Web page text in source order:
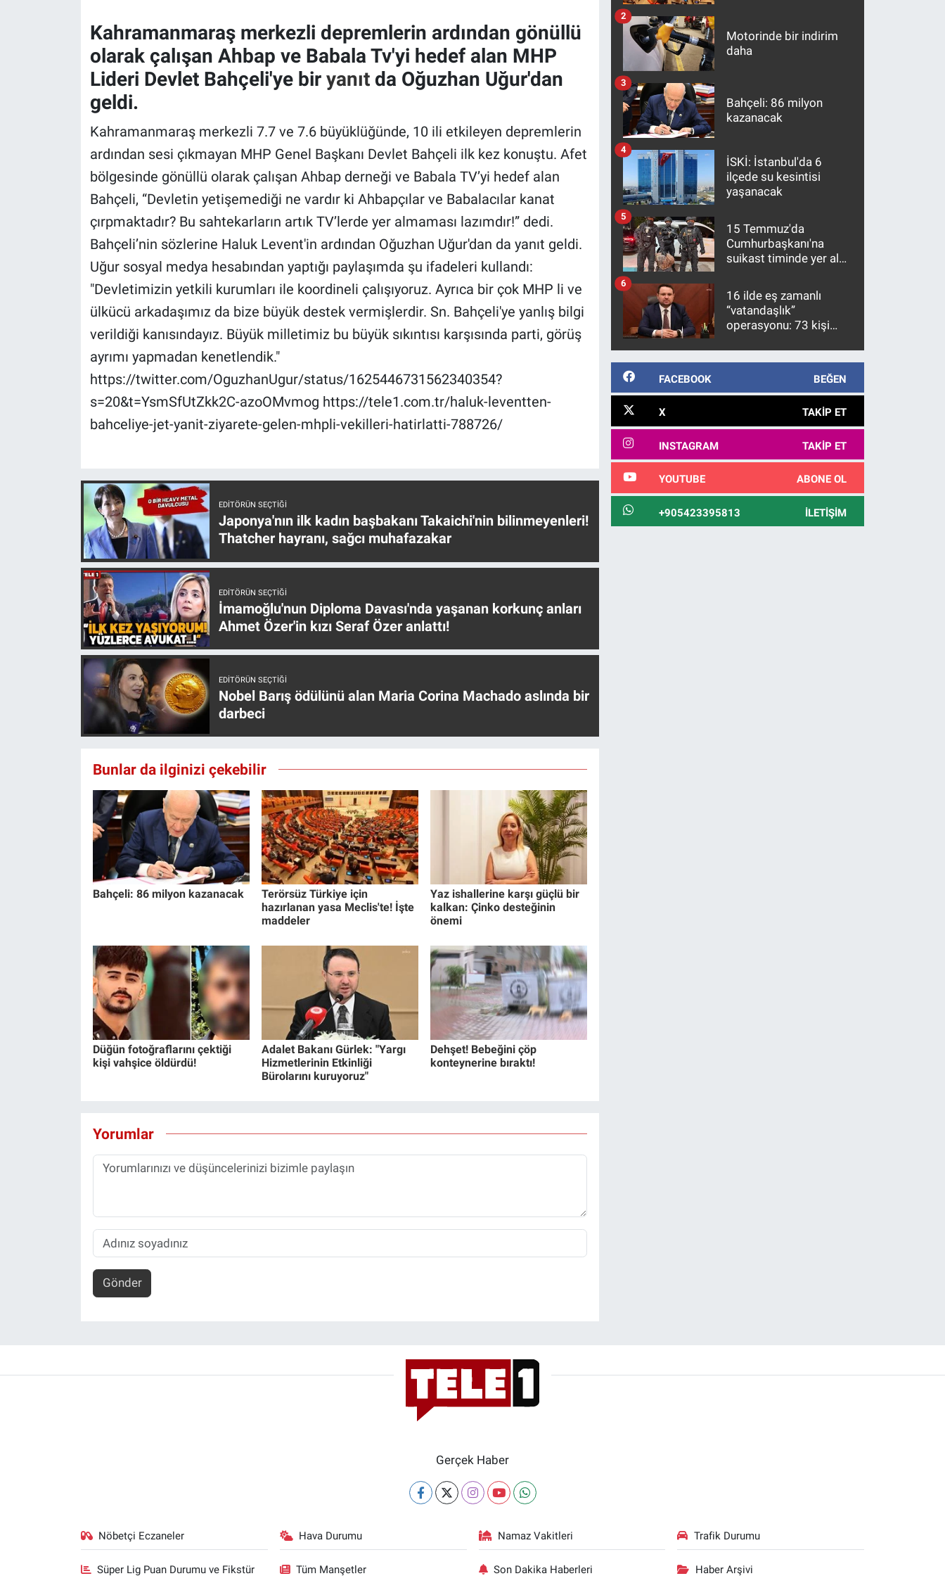
Kahramanmaraş merkezli depremlerin ardından gönüllü
olarak çalışan Ahbap ve Babala Tv'yi hedef alan MHP
Lideri Devlet Bahçeli'ye bir yanıtda Oğuzhan Uğur'dan
geldi.
Kahramanmaraş merkezli 7.7 ve 7.6 büyüklüğünde, 10 ili etkileyen depremlerin
ardından sesi çıkmayan MHP Genel Başkanı Devlet Bahçeli ilk kez konuştu. Afet
bölgesinde gönüllü olarak çalışan Ahbap derneği ve Babala TV’yi hedef alan
Bahçeli, “Devletin yetişemediği ne vardır ki Ahbapçılar ve Babalacılar kanat
çırpmaktadır? Bu sahtekarların artık TV’lerde yer almaması lazımdır!” dedi.
Bahçeli’nin sözlerine Haluk Levent'in ardından Oğuzhan Uğur'dan da yanıt geldi.
Uğur sosyal medya hesabından yaptığı paylaşımda şu ifadeleri kullandı:
"Devletimizin yetkili kurumları ile koordineli çalışıyoruz. Ayrıca bir çok MHP li ve
ülkücü arkadaşımız da bize büyük destek vermişlerdir. Sn. Bahçeli'ye yanlış bilgi
verildiği kanısındayız. Büyük milletimiz bu büyük sıkıntısı karşısında parti, görüş
ayrımı yapmadan kenetlendik."
https://twitter.com/OguzhanUgur/status/1625446731562340354?
s=20&t=YsmSfUtZkk2C-azoOMvmog https://tele1.com.tr/haluk-leventten-
bahceliye-jet-yanit-ziyarete-gelen-mhpli-vekilleri-hatirlatti-788726/
EDITÖRÜN SEÇTIĞI
Japonya'nın ilk kadın başbakanı Takaichi'nin bilinmeyenleri!
Thatcher hayranı, sağcı muhafazakar
EDITÖRÜN SEÇTIĞI
İmamoğlu'nun Diploma Davası'nda yaşanan korkunç anları
Ahmet Özer'in kızı Seraf Özer anlattı!
EDITÖRÜN SEÇTIĞI
Nobel Barış ödülünü alan Maria Corina Machado aslında bir
darbeci
Bunlar da ilginizi çekebilir
Bahçeli: 86 milyon kazanacak
Terörsüz Türkiye için
hazırlanan yasa Meclis'te! İşte
maddeler
Yaz ishallerine karşı güçlü bir
kalkan: Çinko desteğinin
önemi
Düğün fotoğraflarını çektiği
kişi vahşice öldürdü!
Adalet Bakanı Gürlek: "Yargı
Hizmetlerinin Etkinliği
Bürolarını kuruyoruz"
Dehşet! Bebeğini çöp
konteynerine bıraktı!
Yorumlar
Gönder
Motorinde bir indirim
daha
2
Bahçeli: 86 milyon
kazanacak
3
İSKİ: İstanbul'da 6
ilçede su kesintisi
yaşanacak
4
15 Temmuz'da
Cumhurbaşkanı'na
suikast timinde yer alan
10 yıl sonra yakalandı
5
16 ilde eş zamanlı
“vatandaşlık”
operasyonu: 73 kişi
6
FACEBOOK BEĞEN
X TAKIP ET
INSTAGRAM TAKIP ET
YOUTUBE ABONE OL
+905423395813 İLETIŞIM
Gerçek Haber
Nöbetçi Eczaneler Hava Durumu Namaz Vakitleri Trafik Durumu
Süper Lig Puan Durumu ve Fikstür Tüm Manşetler Son Dakika Haberleri Haber Arşivi
Gündem Özel
Günün görüntüsü
Kültür Sanat
Ne demişti
Teknoloji
Türkiye'nin Geleceği
Türkiye'nin Gündemi
Yerel Gündem
Yerel Yaşam
Canlı Yayın